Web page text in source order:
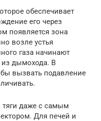
обеспечивает
его через
появляется зона
возле устья
газа начинают
из дымохода. В
бы вызвать подавление
тяги даже с самым
Для печей и